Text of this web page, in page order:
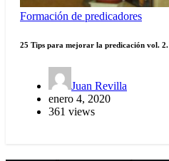
Formación de predicadores
25 Tips para mejorar la predicación vol. 2.
Juan Revilla
enero 4, 2020
361 views